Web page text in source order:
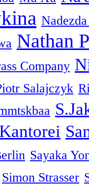
Nathan
Company
Salajczyk
Sayaka
Simon Strasser